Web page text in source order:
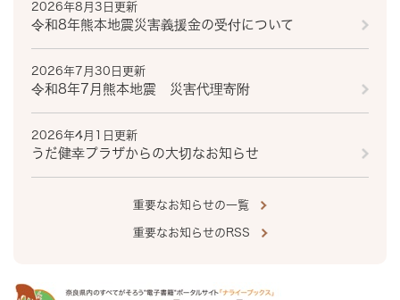
2026年8月3日更新
令和8年熊本地震災害義援金の受付について
2026年7月30日更新
令和8年7月熊本地震 災害代理寄附
2026年4月1日更新
うだ健幸プラザからの大切なお知らせ
重要なお知らせの一覧
重要なお知らせのRSS